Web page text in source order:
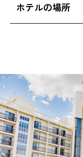
ホテルの場所